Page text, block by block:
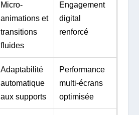
Micro-
animations et
transitions
fluides
Engagement
digital
renforcé
Adaptabilité
automatique
aux supports
Performance
multi-écrans
optimisée